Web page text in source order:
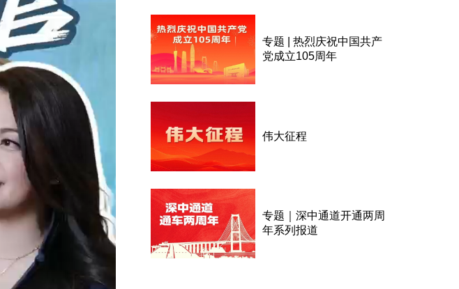
专题 | 热烈庆祝中国共产
党成立105周年
伟大征程
专题｜深中通道开通两周
年系列报道